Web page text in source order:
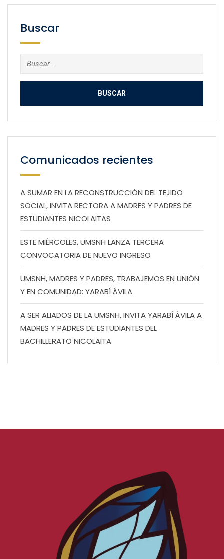
Buscar
Buscar:
Comunicados recientes
A SUMAR EN LA RECONSTRUCCIÓN DEL TEJIDO
SOCIAL, INVITA RECTORA A MADRES Y PADRES DE
ESTUDIANTES NICOLAITAS
ESTE MIÉRCOLES, UMSNH LANZA TERCERA
CONVOCATORIA DE NUEVO INGRESO
UMSNH, MADRES Y PADRES, TRABAJEMOS EN UNIÓN
Y EN COMUNIDAD: YARABÍ ÁVILA
A SER ALIADOS DE LA UMSNH, INVITA YARABÍ ÁVILA A
MADRES Y PADRES DE ESTUDIANTES DEL
BACHILLERATO NICOLAITA